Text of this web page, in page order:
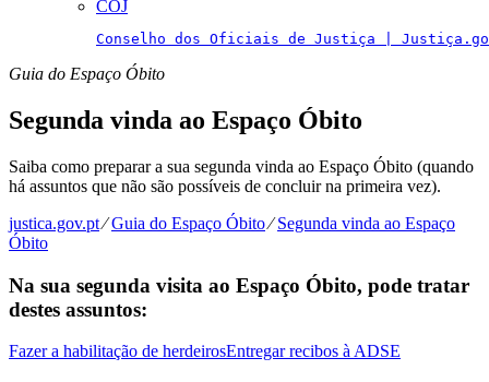
COJ
Conselho dos Oficiais de Justiça |
Guia do Espaço Óbito
Segunda vinda ao Espaço Óbito
Saiba como preparar a sua segunda vinda ao Espaço Óbito (quando
há assuntos que não são possíveis de concluir na primeira vez).
justica.gov.pt⁄Guia do Espaço Óbito⁄Segunda vinda ao Espaço
Óbito
Na sua segunda visita ao Espaço Óbito, pode tratar
destes assuntos:
Fazer a habilitação de herdeirosEntregar recibos à ADSE